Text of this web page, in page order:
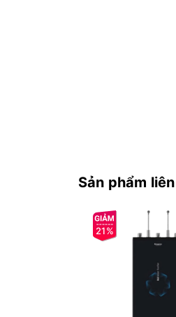
Bảng điều khiển
Sản phẩm
21%